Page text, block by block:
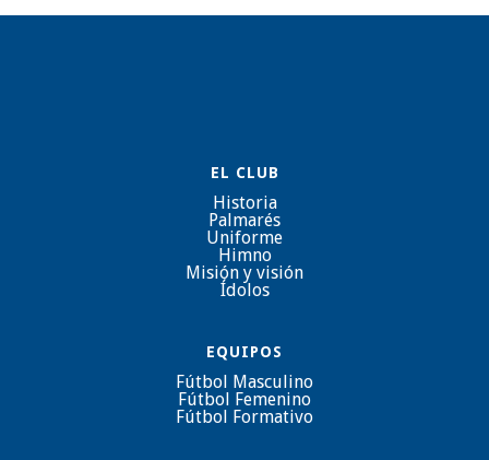
EL CLUB
Historia
Palmarés
Uniforme
Himno
Misión y visión
Ídolos
EQUIPOS
Fútbol Masculino
Fútbol Femenino
Fútbol Formativo